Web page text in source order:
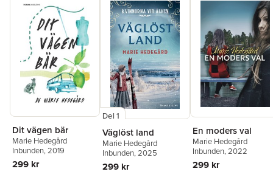
Dit vägen bär
Marie Hedegård
Inbunden, 2019
299 kr
Del 1
Väglöst land
Marie Hedegård
Inbunden, 2025
299 kr
En moders val
Marie Hedegård
Inbunden, 2022
299 kr